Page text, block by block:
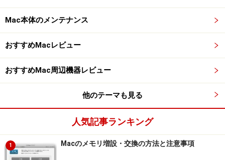
Mac本体のメンテナンス
おすすめMacレビュー
おすすめMac周辺機器レビュー
他のテーマも見る
人気記事ランキング
1 Macのメモリ増設・交換の方法と注意事項